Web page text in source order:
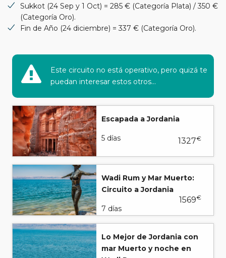
Sukkot (24 Sep y 1 Oct) = 285 € (Categoría Plata) / 350 €
(Categoría Oro).
Fin de Año (24 diciembre) = 337 € (Categoría Oro).
Este circuito no está operativo, pero quizá te
puedan interesar estos otros...
Escapada a Jordania
5 días 1327€
Wadi Rum y Mar Muerto:
Circuito a Jordania
7 días
1569€
Lo Mejor de Jordania con
mar Muerto y noche en